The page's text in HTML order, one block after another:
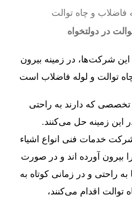
فاضلاب و چاه توالت
در دولتخواه
شرکت‌ها، در زمینه بیرون
توالت و لوله فاضلاب است
تخصصی که دارند به راحتی
این زمینه حل می‌کنند.
خدمات فنی انواع اشیاء
بیرون آورده اند و در صورت
راحتی و در زمانی کوتاه به
توالت اقدام می‌کنند،